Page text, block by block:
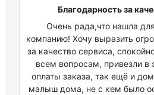
Благодарность за
Очень рада,что нашла
компанию! Хочу выразить
за качество сервиса,
всем вопросам, привезли в
оплаты заказа, так ещё и
малыш дома, не с кем было